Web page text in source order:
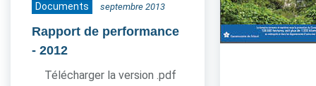
Documents septembre 2013
Rapport de performance
- 2012
Télécharger la version .pdf